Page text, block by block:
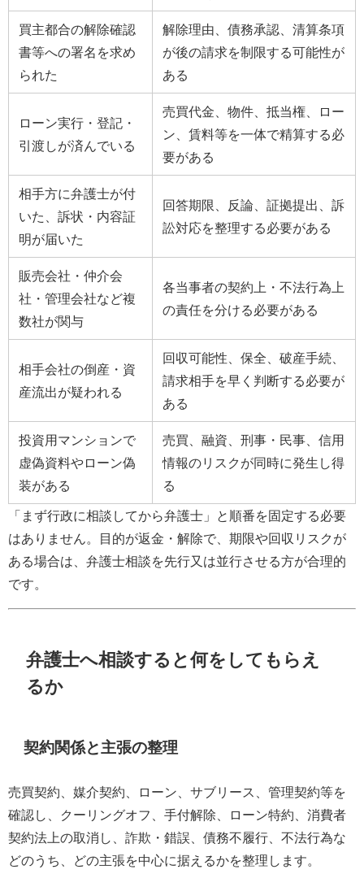
買主都合の解除確認
書等への署名を求め
られた
解除理由、債務承認、清算条項
が後の請求を制限する可能性が
ある
ローン実行・登記・
引渡しが済んでいる
売買代金、物件、抵当権、ロー
ン、賃料等を一体で精算する必
要がある
相手方に弁護士が付
いた、訴状・内容証
明が届いた
回答期限、反論、証拠提出、訴
訟対応を整理する必要がある
販売会社・仲介会
社・管理会社など複
数社が関与
各当事者の契約上・不法行為上
の責任を分ける必要がある
相手会社の倒産・資
産流出が疑われる
回収可能性、保全、破産手続、
請求相手を早く判断する必要が
ある
投資用マンションで
虚偽資料やローン偽
装がある
売買、融資、刑事・民事、信用
情報のリスクが同時に発生し得
る
「まず行政に相談してから弁護士」と順番を固定する必要
はありません。目的が返金・解除で、期限や回収リスクが
ある場合は、弁護士相談を先行又は並行させる方が合理的
です。
弁護士へ相談すると何をしてもらえ
るか
契約関係と主張の整理
売買契約、媒介契約、ローン、サブリース、管理契約等を
確認し、クーリングオフ、手付解除、ローン特約、消費者
契約法上の取消し、詐欺・錯誤、債務不履行、不法行為な
どのうち、どの主張を中心に据えるかを整理します。